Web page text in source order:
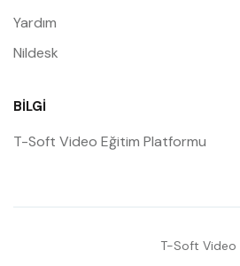
Yardım
Nildesk
BILGI
T-Soft Video Eğitim Platformu
T-Soft Video